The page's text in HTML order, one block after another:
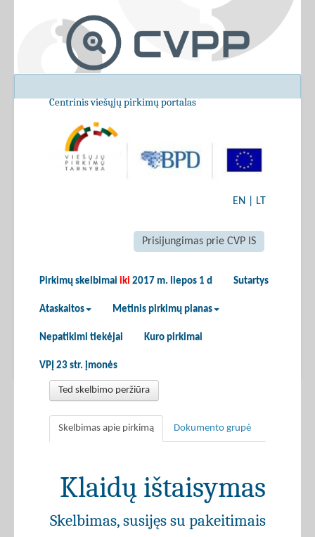
Centrinis viešųjų pirkimų portalas
EN LT
Prisijungimas prie CVP IS
Pirkimų skelbimai iki 2017 m. liepos 1 d Sutartys
Ataskaitos Metinis pirkimų planas
Nepatikimi tiekėjai Kuro pirkimai
VPĮ 23 str. įmonės
Ted skelbimo peržiūra
Skelbimas apie pirkimą Dokumento grupė
Klaidų ištaisymas
Skelbimas, susijęs su pakeitimais